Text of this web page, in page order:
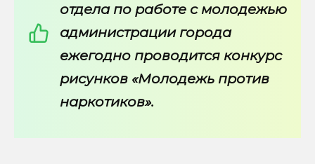
отдела по работе с молодежью
администрации города
ежегодно проводится конкурс
рисунков «Молодежь против
наркотиков».